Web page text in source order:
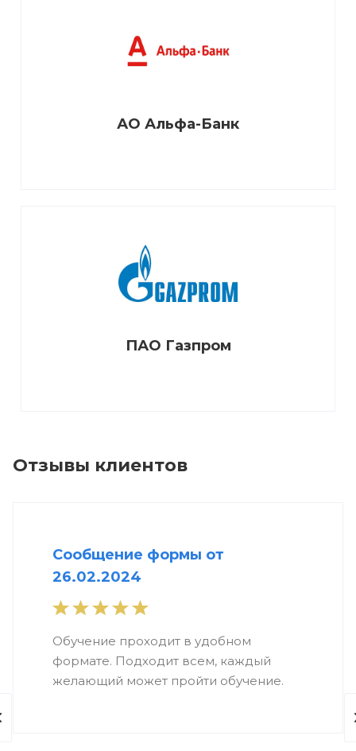
АО Альфа-Банк
ПАО Газпром
Отзывы клиентов
Сообщение формы от
26.02.2024
Обучение проходит в удобном
формате. Подходит всем, каждый
желающий может пройти обучение.